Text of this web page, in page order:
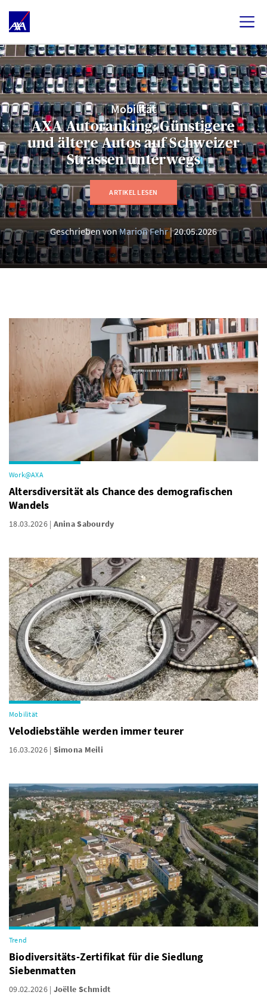
Mobilität
AXA Autoranking: Günstigere
und ältere Autos auf Schweizer
Strassen unterwegs
ARTIKEL LESEN
Geschrieben vonMarion Fehr 20.05.2026
Work@AXA
Altersdiversität als Chance des demografischen
Wandels
18.03.2026 Anina Sabourdy
Mobilität
Velodiebstähle werden immer teurer
16.03.2026 Simona Meili
Trend
Biodiversitäts-Zertifikat für die Siedlung
Siebenmatten
09.02.2026 Joëlle Schmidt